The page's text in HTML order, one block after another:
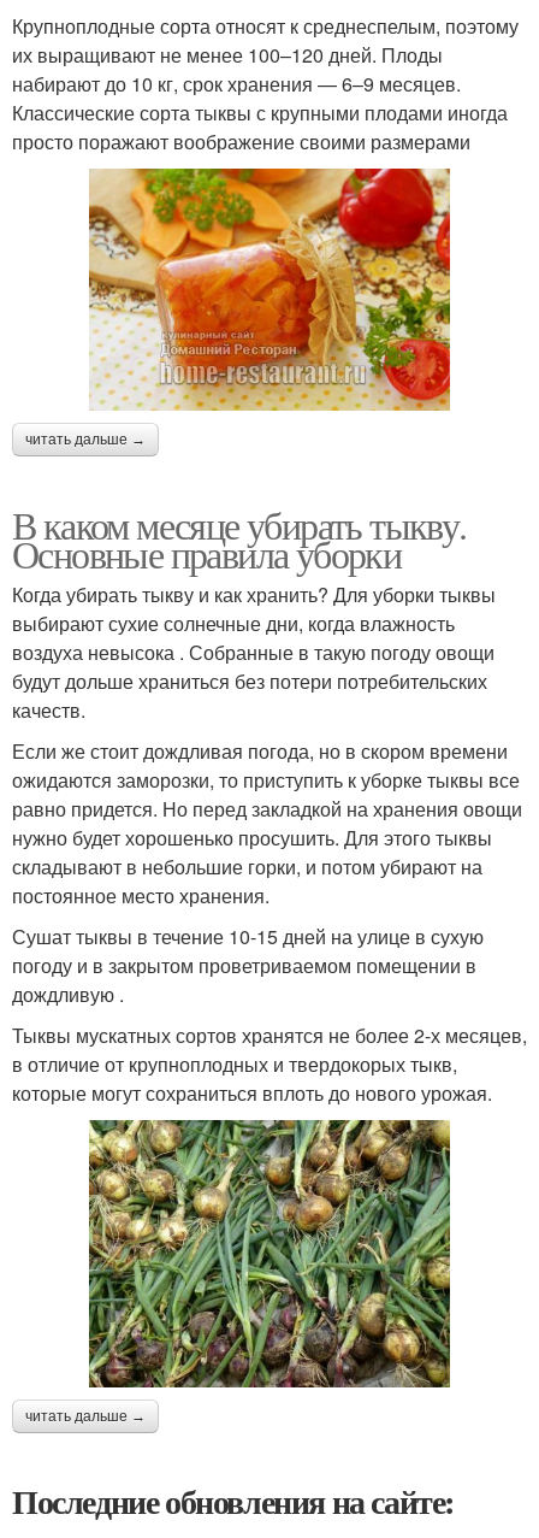
Крупноплодные сорта относят к среднеспелым, поэтому
их выращивают не менее 100–120 дней. Плоды
набирают до 10 кг, срок хранения — 6–9 месяцев.
Классические сорта тыквы с крупными плодами иногда
просто поражают воображение своими размерами
читать дальше →
В каком месяце убирать тыкву.
Основные правила уборки
Когда убирать тыкву и как хранить? Для уборки тыквы
выбирают сухие солнечные дни, когда влажность
воздуха невысока . Собранные в такую погоду овощи
будут дольше храниться без потери потребительских
качеств.
Если же стоит дождливая погода, но в скором времени
ожидаются заморозки, то приступить к уборке тыквы все
равно придется. Но перед закладкой на хранения овощи
нужно будет хорошенько просушить. Для этого тыквы
складывают в небольшие горки, и потом убирают на
постоянное место хранения.
Сушат тыквы в течение 10-15 дней на улице в сухую
погоду и в закрытом проветриваемом помещении в
дождливую .
Тыквы мускатных сортов хранятся не более 2-х месяцев,
в отличие от крупноплодных и твердокорых тыкв,
которые могут сохраниться вплоть до нового урожая.
читать дальше →
Последние обновления на сайте: